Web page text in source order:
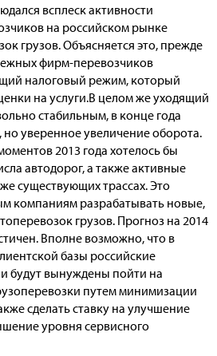
всплеск активности
на российском рынке
грузов. Объясняется это, прежде
фирм-перевозчиков
налоговый режим, который
на услуги.В целом же уходящий
стабильным, в конце года
уверенное увеличение оборота.
2013 года хотелось бы
автодорог, а также активные
существующих трассах. Это
компаниям разрабатывать новые,
грузов. Прогноз на 2014
Вполне возможно, что в
базы российские
будут вынуждены пойти на
путем минимизации
сделать ставку на улучшение
уровня сервисного